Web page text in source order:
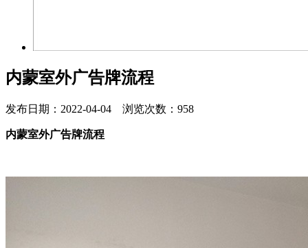
内蒙室外广告牌流程
发布日期：2022-04-04 浏览次数：958
内蒙室外广告牌流程